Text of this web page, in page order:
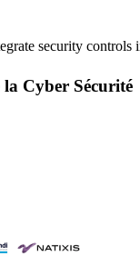
security
Cyber Sécurité